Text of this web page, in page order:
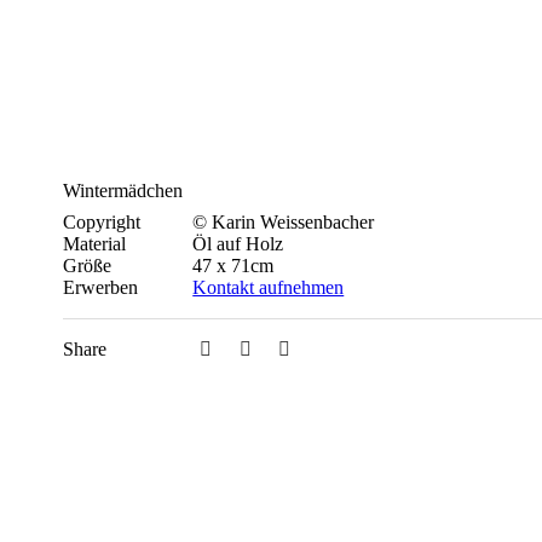
Wintermädchen
Copyright
© Karin Weissenbacher
Material
Öl auf Holz
Größe
47 x 71cm
Erwerben
Kontakt aufnehmen
Share